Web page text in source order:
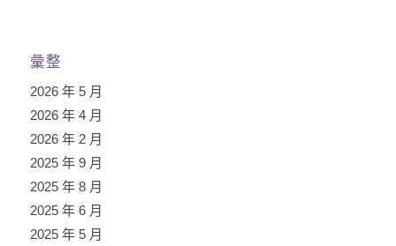
彙整
2026 年 5 月
2026 年 4 月
2026 年 2 月
2025 年 9 月
2025 年 8 月
2025 年 6 月
2025 年 5 月